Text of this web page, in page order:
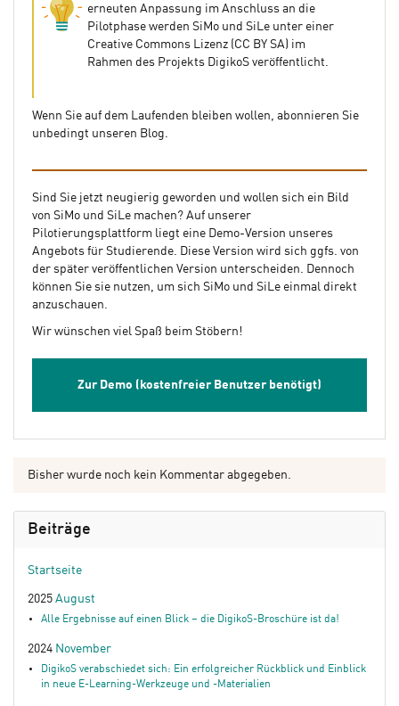
erneuten Anpassung im Anschluss an die
Pilotphase werden SiMo und SiLe unter einer
Creative Commons Lizenz (CC BY SA) im
Rahmen des Projekts DigikoS veröffentlicht.
Wenn Sie auf dem Laufenden bleiben wollen, abonnieren Sie
unbedingt unseren Blog.
Sind Sie jetzt neugierig geworden und wollen sich ein Bild
von SiMo und SiLe machen? Auf unserer
Pilotierungsplattform liegt eine Demo-Version unseres
Angebots für Studierende. Diese Version wird sich ggfs. von
der später veröffentlichen Version unterscheiden. Dennoch
können Sie sie nutzen, um sich SiMo und SiLe einmal direkt
anzuschauen.
Wir wünschen viel Spaß beim Stöbern!
Zur Demo (kostenfreier Benutzer benötigt)
Bisher wurde noch kein Kommentar abgegeben.
Beiträge
Startseite
2025 August
Alle Ergebnisse auf einen Blick – die DigikoS-Broschüre ist da!
2024 November
DigikoS verabschiedet sich: Ein erfolgreicher Rückblick und Einblick
in neue E-Learning-Werkzeuge und -Materialien